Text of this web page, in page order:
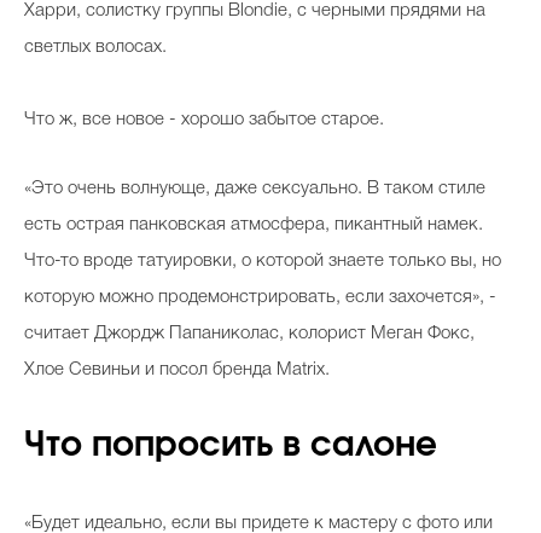
Харри, солистку группы Blondie, с черными прядями на
светлых волосах.
Что ж, все новое - хорошо забытое старое.
«Это очень волнующе, даже сексуально. В таком стиле
есть острая панковская атмосфера, пикантный намек.
Что-то вроде татуировки, о которой знаете только вы, но
которую можно продемонстрировать, если захочется», -
считает Джордж Папаниколас, колорист Меган Фокс,
Хлое Севиньи и посол бренда Matrix.
Что попросить в салоне
«Будет идеально, если вы придете к мастеру с фото или